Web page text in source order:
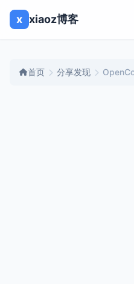
x xiaoz博客
首页 分享发现